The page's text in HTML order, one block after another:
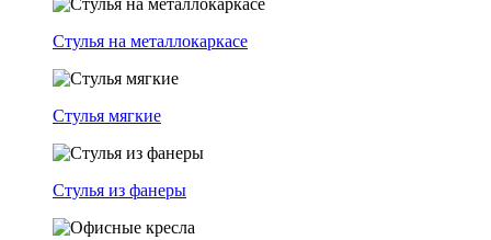
Стулья на металлокаркасе
Стулья мягкие
Стулья из фанеры